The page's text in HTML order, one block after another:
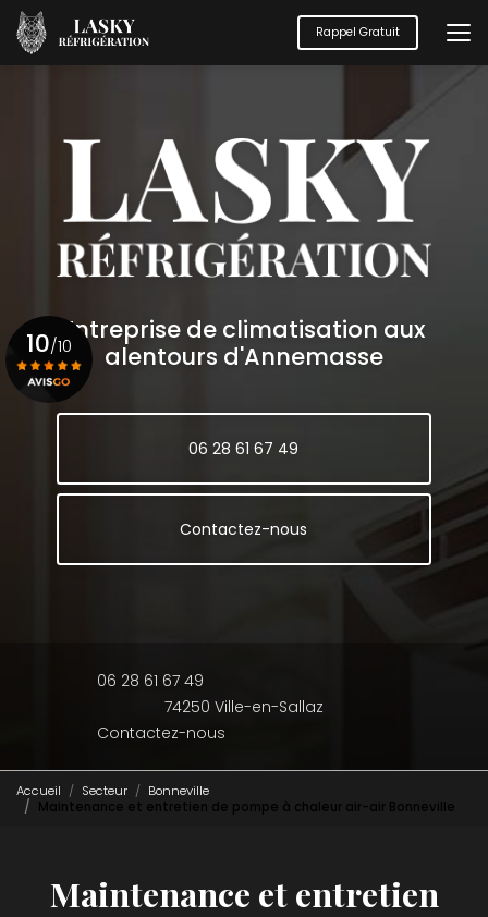
Aller
au
contenu
principal
Rappel Gratuit
Entreprise de climatisation aux
alentours d'Annemasse
06 28 61 67 49
Contactez-nous
06 28 61 67 49
74250 Ville-en-Sallaz
Contactez-nous
10/10
Voir le certificat
Accueil Secteur
Bonneville
Maintenance et entretien de pompe à chaleur air-air Bonneville
Maintenance et entretien